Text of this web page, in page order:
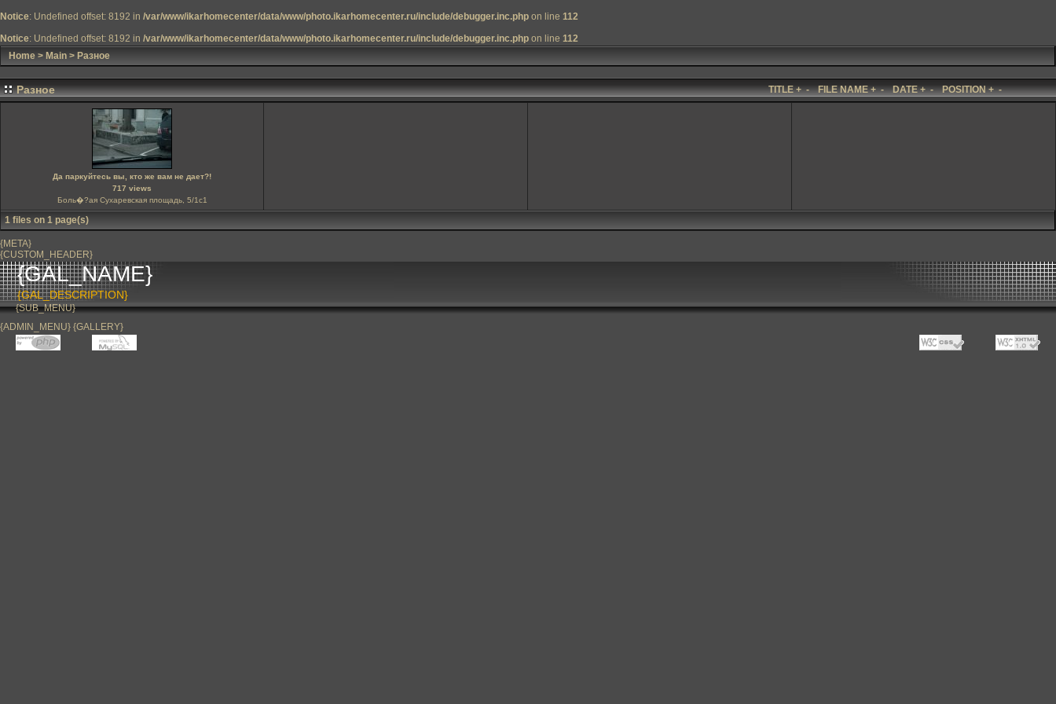
Notice: Undefined offset: 8192 in /var/www/ikarhomecenter/data/www/photo.ikarhomecenter.ru/include/debugger.inc.php on line 112
Notice: Undefined offset: 8192 in /var/www/ikarhomecenter/data/www/photo.ikarhomecenter.ru/include/debugger.inc.php on line 112
Home > Main > Разное
Разное TITLE+- FILE NAME+- DATE+- POSITION+-
Да паркуйтесь вы, кто же вам не дает?!
717 views
Боль�?ая Сухаревская площадь, 5/1с1
1 files on 1 page(s)
{META}
{CUSTOM_HEADER}
{GAL_NAME}
{GAL_DESCRIPTION}
{SUB_MENU}
{ADMIN_MENU} {GALLERY}